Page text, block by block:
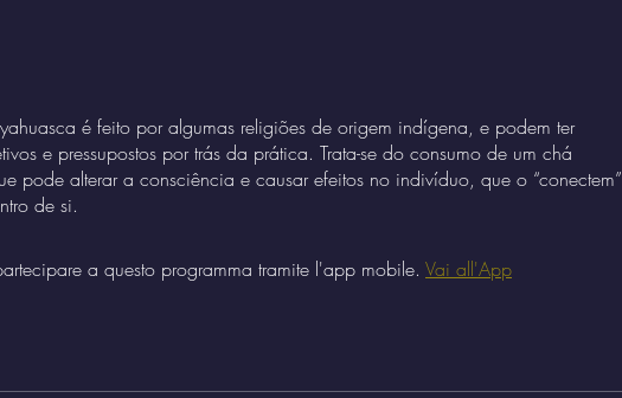
é feito por algumas religiões de origem indígena, e podem ter
e pressupostos por trás da prática. Trata-se do consumo de um chá
pode alterar a consciência e causar efeitos no indivíduo, que o “conectem”
de si.
a questo programma tramite l'app mobile. Vai all'App